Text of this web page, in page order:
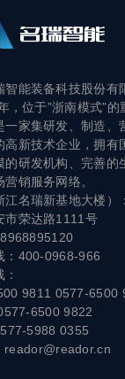
智能装备科技股份有
，位于”浙南模式”的
一家集研发、制造、
高新技术企业，拥有
的研发机构、完善的
营销服务网络。
江名瑞新基地大楼）
市荣达路1111号
：400-0968-966
9811 0577-6500
6500 9822
5988 0355
reador@reador.cn